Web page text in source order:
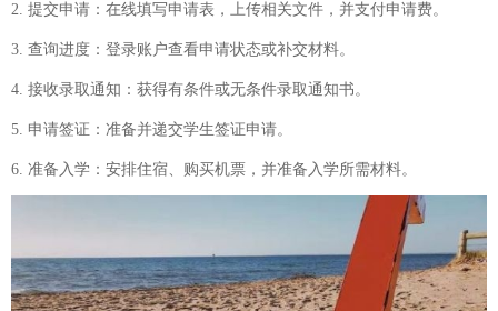
2. 提交申请：在线填写申请表，上传相关文件，并支付申请费。
3. 查询进度：登录账户查看申请状态或补交材料。
4. 接收录取通知：获得有条件或无条件录取通知书。
5. 申请签证：准备并递交学生签证申请。
6. 准备入学：安排住宿、购买机票，并准备入学所需材料。